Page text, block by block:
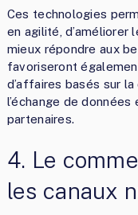
Ces technologies
en agilité,
mieux répondre aux
favoriseront
d’affaires basés sur
l’échange de
partenaires.
4. Le
les canaux